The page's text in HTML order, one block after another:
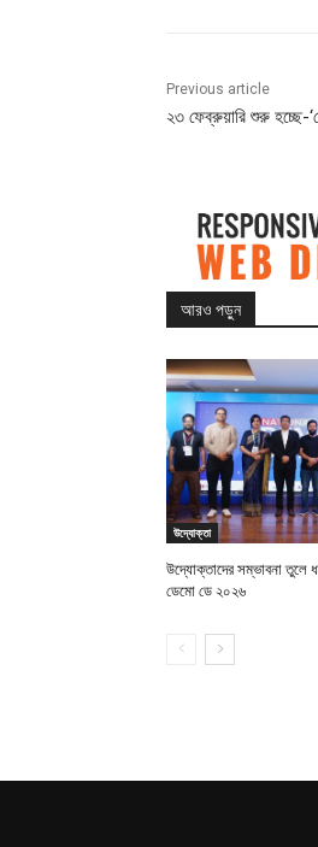
Previous article
২৩ ফেব্রুয়ারি শুরু হচ্ছে-
আরও পড়ুন
উদ্যোক্তা
উদ্যোক্তাদের সম্ভাবনা তুলে
ডেমো ডে ২০২৬